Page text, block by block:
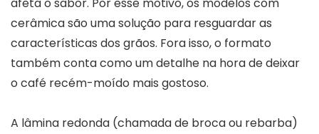
afeta o sabor. Por esse motivo, os modelos com
cerâmica são uma solução para resguardar as
características dos grãos. Fora isso, o formato
também conta como um detalhe na hora de deixar
o café recém-moído mais gostoso.
A lâmina redonda (chamada de broca ou rebarba)